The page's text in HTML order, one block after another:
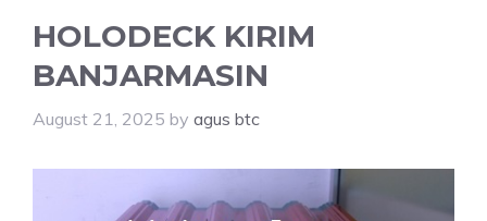
HOLODECK KIRIM
BANJARMASIN
August 21, 2025 by agus btc